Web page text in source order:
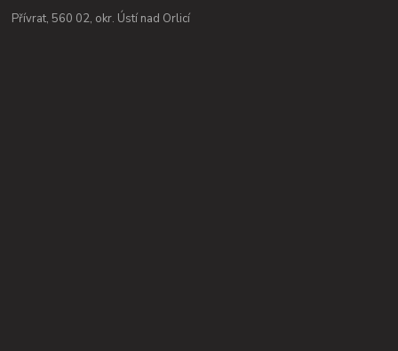
Přívrat, 560 02, okr. Ústí nad Orlicí